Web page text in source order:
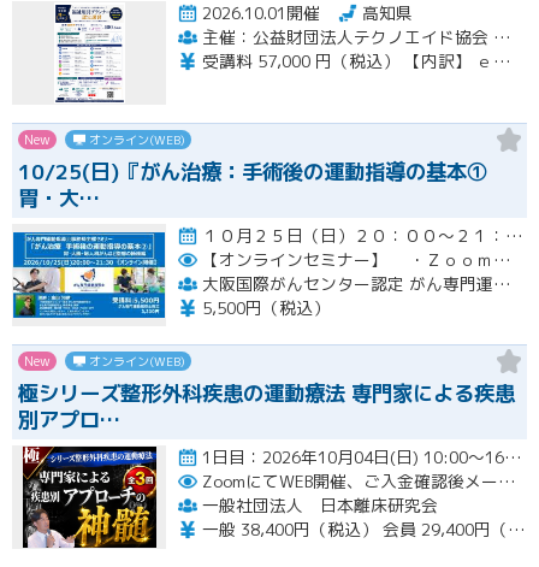
2026.10.01開催
高知県
主催：公益財団法人テクノエイド協会 集合研修会場期間：一般社団法人ナチュラルハートフルケアネットワーク
受講料 57,000 円（税込） 【内訳】 ｅラーニング受講料・テキスト代 21,000 円（税込） 集合講習受講料 36,000 円（税込） ※インターネットに係る通信料（回線料）は、受講料には含まれません。
New オンライン(WEB)
10/25(日)『がん治療：手術後の運動指導の基本①
胃・大…
１０月２５日（日）２０：００～２１：３０開催
【オンラインセミナー】
・Ｚｏｏｍにて開催。事前にＵＲＬをメールにてお知らせします。
大阪国際がんセンター認定 がん専門運動指導士 事務局（ルネサンス運動支援センター内）
5,500円（税込）
New オンライン(WEB)
極シリーズ整形外科疾患の運動療法 専門家による疾患
別アプロ…
1日目：2026年10月04日(日) 10:00〜16:00 2日目：2026年10月25日(日) 10:00〜16…開催
ZoomにてWEB開催、ご入金確認後メールにてURLをお知らせいたします。
一般社団法人 日本離床研究会
一般 38,400円（税込） 会員 29,400円（税込）